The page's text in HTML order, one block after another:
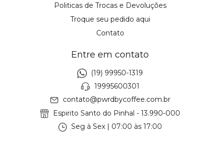
Politicas de Trocas e Devoluções
Troque seu pedido aqui
Contato
Entre em contato
(19) 99950-1319
19995600301
contato@pwrdbycoffee.com.br
Espirito Santo do Pinhal - 13.990-000
Seg à Sex | 07:00 às 17:00